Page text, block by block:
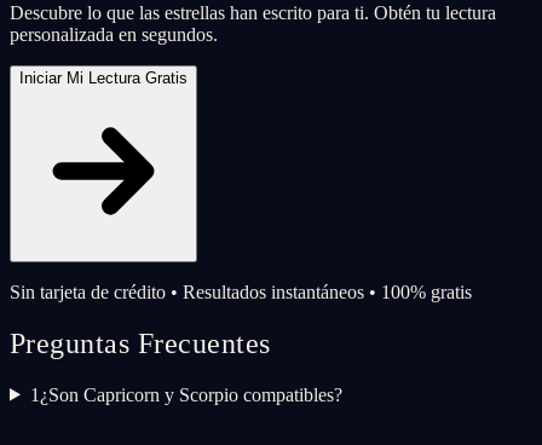
Descubre lo que las estrellas han escrito para ti. Obtén tu lectura
personalizada en segundos.
Iniciar Mi Lectura Gratis
Sin tarjeta de crédito • Resultados instantáneos • 100% gratis
Preguntas Frecuentes
1 ¿Son Capricorn y Scorpio compatibles?